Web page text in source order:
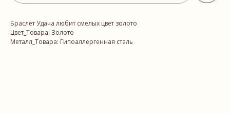
Браслет Удача любит смелых цвет золото
Цвет_Товара: Золото
Металл_Товара: Гипоаллергенная сталь